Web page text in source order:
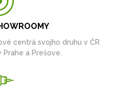
centrá svojho druhu v ČR
Prahe a Prešove.